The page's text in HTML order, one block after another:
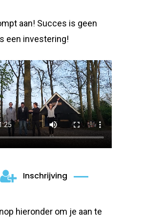
aan! Succes is geen
een investering!
Inschrijving
hieronder om je aan te